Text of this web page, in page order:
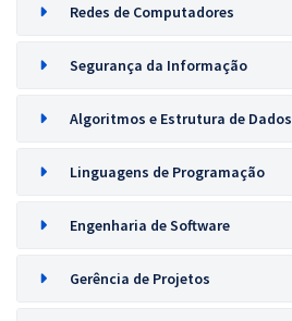
Redes de Computadores
Segurança da Informação
Algoritmos e Estrutura de Dados
Linguagens de Programação
Engenharia de Software
Gerência de Projetos